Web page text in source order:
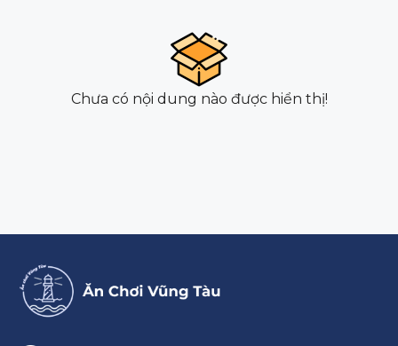
Chưa có nội dung nào được hiển thị!